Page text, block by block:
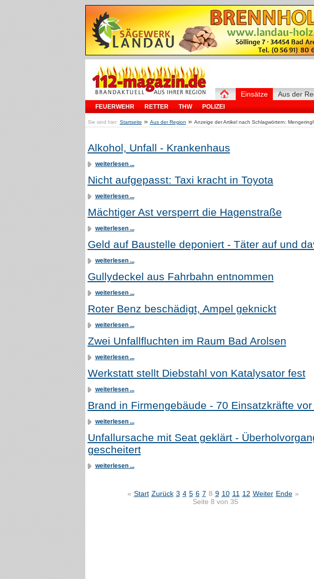
Einsätze
FEUERWEHR RETTER THW POLIZEI
Aus der
Sie sind hier: Startseite » Aus der Region » Anzeige der Artikel nach Schlagwörtern:
Alkohol, Unfall - Krankenhaus
weiterlesen ...
Nicht aufgepasst: Taxi kracht in Toyota
weiterlesen ...
Mächtiger Ast versperrt die Hagenstraße
weiterlesen ...
Geld auf Baustelle deponiert - Täter auf und
weiterlesen ...
Gullydeckel aus Fahrbahn entnommen
weiterlesen ...
Roter Benz beschädigt, Ampel geknickt
weiterlesen ...
Zwei Unfallfluchten im Raum Bad Arolsen
weiterlesen ...
Werkstatt stellt Diebstahl von Katalysator fest
weiterlesen ...
Brand in Firmengebäude - 70 Einsatzkräfte vor
weiterlesen ...
Unfallursache mit Seat geklärt -
gescheitert
weiterlesen ...
« Start Zurück 3 4 5 6 7 8 9 10 11 12 Weiter Ende »
Seite 8 von 35